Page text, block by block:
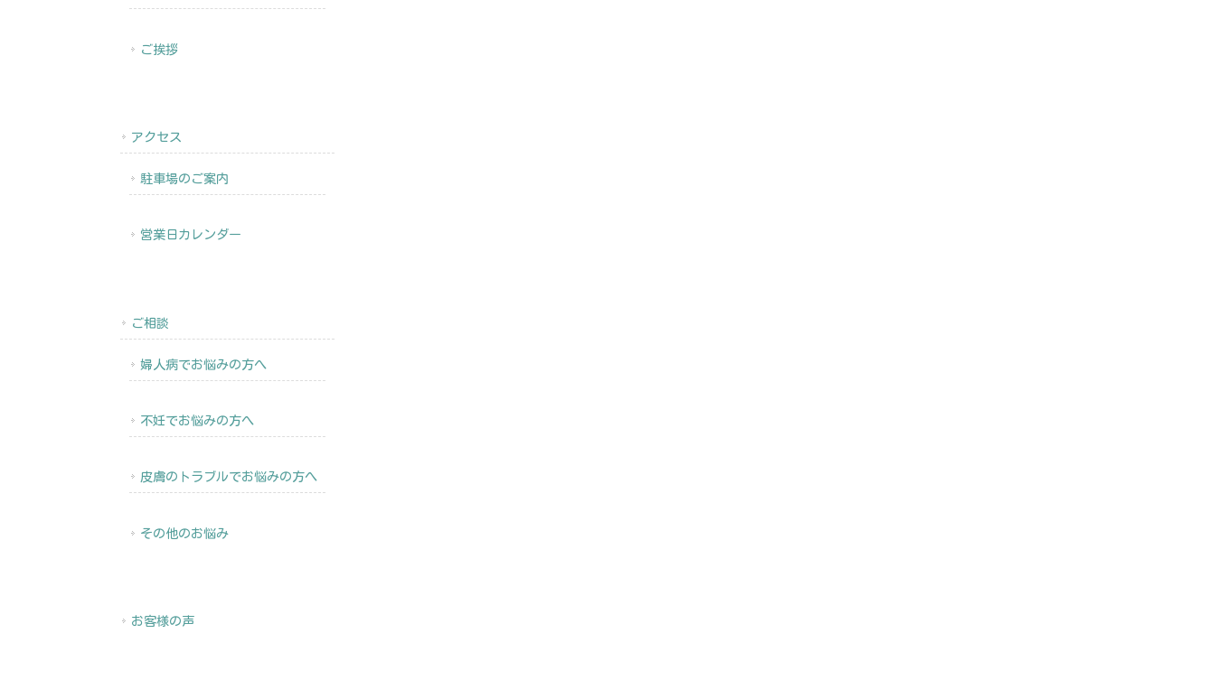
ご挨拶
アクセス
駐車場のご案内
営業日カレンダー
ご相談
婦人病でお悩みの方へ
不妊でお悩みの方へ
皮膚のトラブルでお悩みの方へ
その他のお悩み
お客様の声